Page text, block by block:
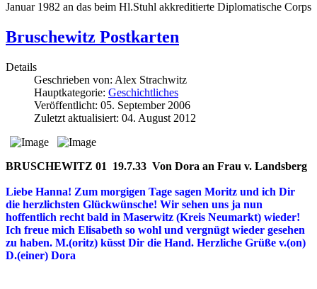
Januar 1982 an das beim Hl.Stuhl akkreditierte Diplomatische Corps
Bruschewitz Postkarten
Details
Geschrieben von: Alex Strachwitz
Hauptkategorie: Geschichtliches
Veröffentlicht: 05. September 2006
Zuletzt aktualisiert: 04. August 2012
BRUSCHEWITZ 01 19.7.33 Von Dora an Frau v. Landsberg
Liebe Hanna! Zum morgigen Tage sagen Moritz und ich Dir
die herzlichsten Glückwünsche! Wir sehen uns ja nun
hoffentlich recht bald in Maserwitz (Kreis Neumarkt) wieder!
Ich freue mich Elisabeth so wohl und vergnügt wieder gesehen
zu haben. M.(oritz) küsst Dir die Hand. Herzliche Grüße v.(on)
D.(einer) Dora